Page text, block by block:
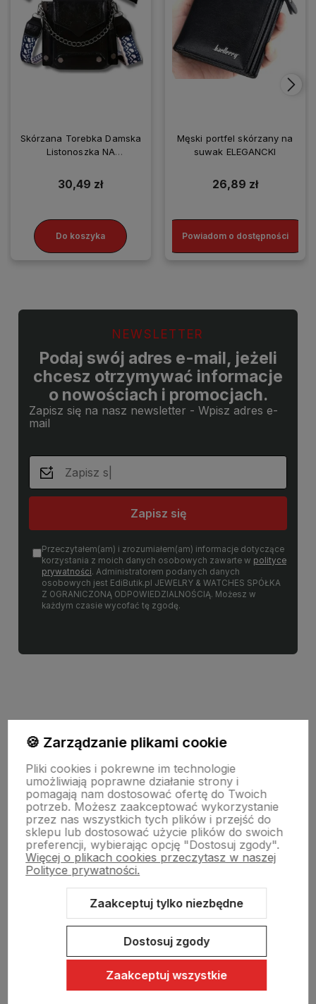
Skórzana Torebka Damska
Listonoszka NA
30,49 zł
Do koszyka
Męski portfel skórzany na
suwak ELEGANCKI
26,89 zł
Powiadom o dostępności
NEWSLETTER
Podaj swój adres e-mail, jeżeli
chcesz otrzymywać informacje
o nowościach i promocjach.
Zapisz się na nasz newsletter - Wpisz adres e-
mail
Zapisz się
Przeczytałem(am) i zrozumiałem(am) informacje dotyczące
korzystania z moich danych osobowych zawarte w polityce
prywatności. Administratorem podanych danych
osobowych jest EdiButik.pl JEWELRY & WATCHES SPÓŁKA
Z OGRANICZONĄ ODPOWIEDZIALNOŚCIĄ. Możesz w
każdym czasie wycofać tę zgodę.
Informacje
Pomoc
Moje konto
Swiat Edibutik
🍪 Zarządzanie plikami cookie
Pliki cookies i pokrewne im technologie
umożliwiają poprawne działanie strony i
pomagają nam dostosować ofertę do Twoich
potrzeb. Możesz zaakceptować wykorzystanie
przez nas wszystkich tych plików i przejść do
sklepu lub dostosować użycie plików do swoich
preferencji, wybierając opcję "Dostosuj zgody".
Więcej o plikach cookies przeczytasz w naszej
Polityce prywatności.
Zaakceptuj tylko niezbędne
Dostosuj zgody
Zaakceptuj wszystkie